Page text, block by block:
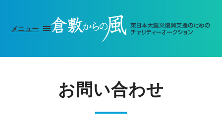
メニュー
お問い合わせ